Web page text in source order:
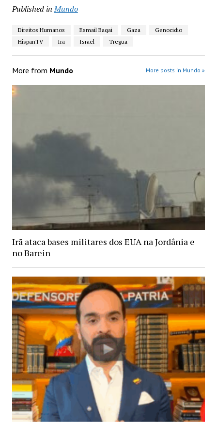
Published in Mundo
Direitos Humanos Esmail Baqai Gaza
Genocidio
HispanTV
Irã Israel Tregua
More from Mundo More posts in Mundo »
Irã ataca bases militares dos EUA na Jordânia e
no Barein